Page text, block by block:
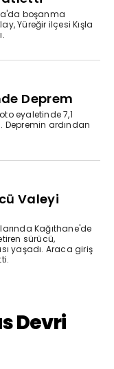
boşanma
Yüreğir ilçesi Kışla
Deprem
eyaletinde 7,1
ardından
Valeyi
Kağıthane'de
sürücü,
yaşadı. Araca giriş